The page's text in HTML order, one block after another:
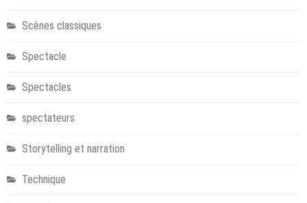
Scènes classiques
Spectacle
Spectacles
spectateurs
Storytelling et narration
Technique